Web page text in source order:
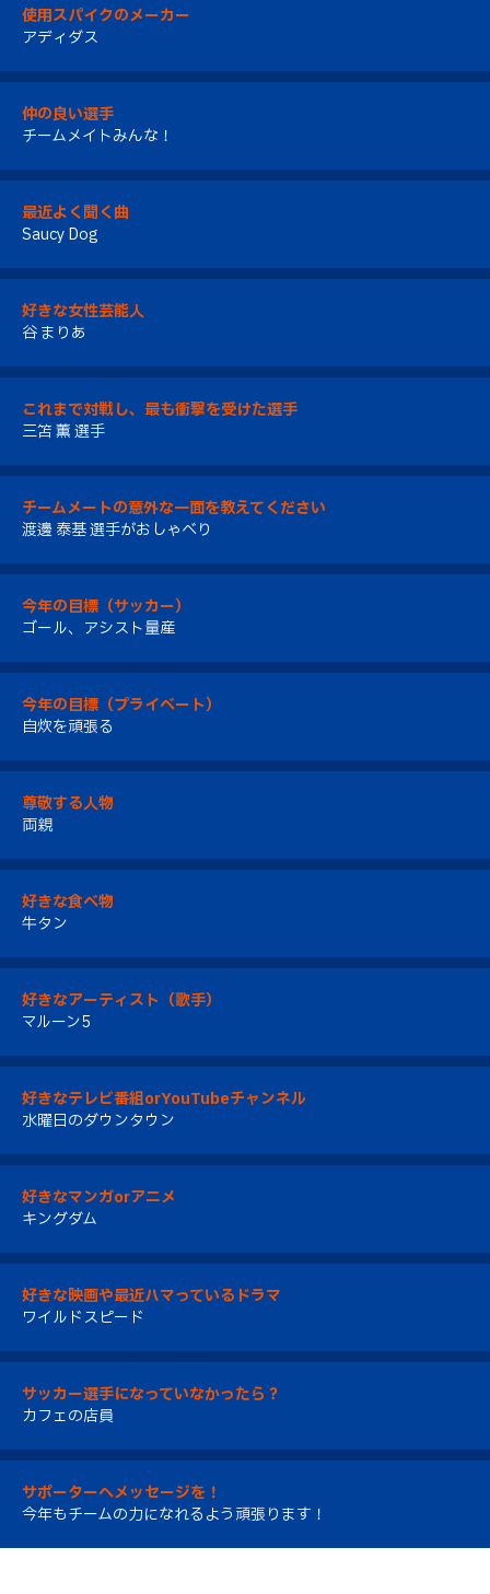
使用スパイクのメーカー
アディダス
仲の良い選手
チームメイトみんな！
最近よく聞く曲
Saucy Dog
好きな女性芸能人
谷 まりあ
これまで対戦し、最も衝撃を受けた選手
三笘 薫 選手
チームメートの意外な一面を教えてください
渡邊 泰基 選手がおしゃべり
今年の目標（サッカー）
ゴール、アシスト量産
今年の目標（プライベート）
自炊を頑張る
尊敬する人物
両親
好きな食べ物
牛タン
好きなアーティスト（歌手）
マルーン5
好きなテレビ番組orYouTubeチャンネル
水曜日のダウンタウン
好きなマンガorアニメ
キングダム
好きな映画や最近ハマっているドラマ
ワイルドスピード
サッカー選手になっていなかったら？
カフェの店員
サポーターへメッセージを！
今年もチームの力になれるよう頑張ります！